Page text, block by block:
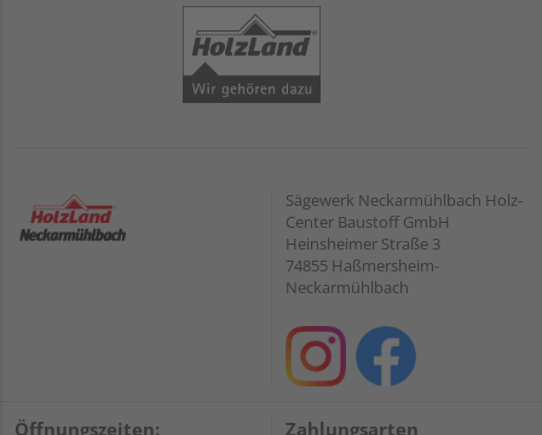
Sägewerk Neckarmühlbach Holz-
Center Baustoff GmbH
Heinsheimer Straße 3
74855 Haßmersheim-
Neckarmühlbach
Öffnungszeiten: Zahlungsarten